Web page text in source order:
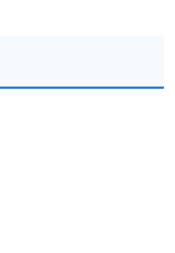
めながらのツーリング
長島を拠点に、青い海と